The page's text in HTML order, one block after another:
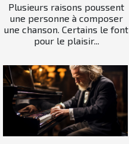
Plusieurs raisons poussent
une personne à composer
une chanson. Certains le font
pour le plaisir...